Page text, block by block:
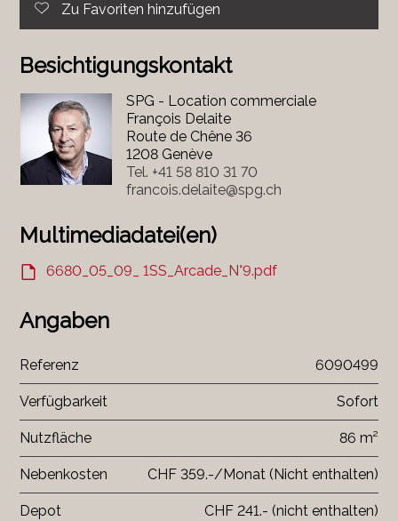
Zu Favoriten hinzufügen
Besichtigungskontakt
SPG - Location commerciale
François Delaite
Route de Chêne 36
1208 Genève
Tel. +41 58 810 31 70
francois.delaite@spg.ch
Multimediadatei(en)
6680_05_09_ 1SS_Arcade_N°9.pdf
Angaben
Referenz 6090499
Verfügbarkeit Sofort
Nutzfläche 86 m²
Nebenkosten CHF 359.-/Monat (Nicht enthalten)
Depot CHF 241.- (nicht enthalten)